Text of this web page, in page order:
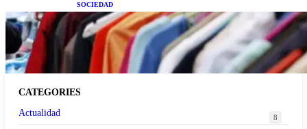
SOCIEDAD
Las grandes marcas globales se suman a la
tendencia de la ropa de segunda mano premium
CATEGORIES
Actualidad
8